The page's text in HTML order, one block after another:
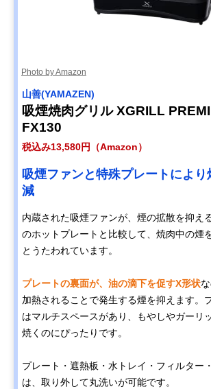
Photo by Amazon
‎山善(YAMAZEN)
吸煙焼肉グリル XGRILL
FX130
税込み13,580円（Amazon）
吸煙ファンと特殊プレートにより
減
内蔵された吸煙ファンが、煙の拡散を抑え
のホットプレートと比較して、焼肉中の煙
とうたわれています。
プレートの裏面が、油の滴下を促すX形状
加熱されることで発生する煙を抑えます。
はマルチスペースがあり、もやしやガーリ
焼くのにぴったりです。
プレート・遮熱板・水トレイ・フィルター
は、取り外して丸洗いが可能です。